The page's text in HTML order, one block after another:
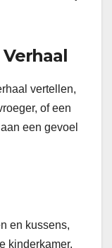
vertellen,
of een
een gevoel
en kussens,
kinderkamer.